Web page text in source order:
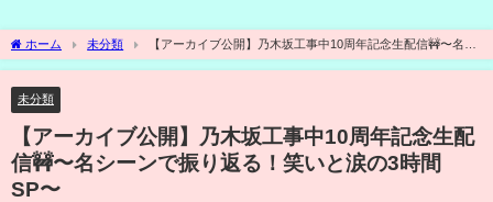
ホーム 未分類
【アーカイブ公開】乃木坂工事中10周年記念生配信🚧〜名シ
ーンで振り返る！笑いと涙の3時間SP〜
未分類
【アーカイブ公開】乃木坂工事中10周年記念生配
信🚧〜名シーンで振り返る！笑いと涙の3時間
SP〜